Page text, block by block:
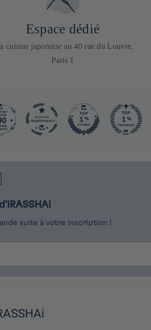
Espace dédié
cuisine japonaise au 40 rue du Louvre,
Paris 1
suite à votre inscription !